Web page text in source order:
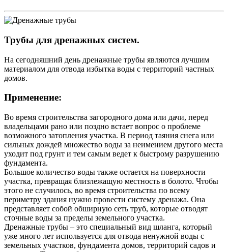
Трубы для дренажных систем.
На сегодняшний день дренажные трубы являются лучшим
материалом для отвода избытка воды с территорий частных
домов.
Применение:
Во время строительства загородного дома или дачи, перед
владельцами рано или поздно встает вопрос о проблеме
возможного затопления участка. В период таяния снега или
сильных дождей множество воды за неимением другого места
уходит под грунт и тем самым ведет к быстрому разрушению
фундамента.
Большое количество воды также остается на поверхности
участка, превращая близлежащую местность в болото. Чтобы
этого не случилось, во время строительства по всему
периметру здания нужно провести систему дренажа. Она
представляет собой обширную сеть труб, которые отводят
сточные воды за пределы земельного участка.
Дренажные трубы – это специальный вид шланга, который
уже много лет используется для отвода ненужной воды с
земельных участков, фундамента домов, территорий садов и